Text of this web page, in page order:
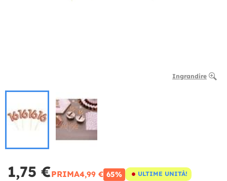
Ingrandire
1,75 €PRIMA4,99 € 65% ULTIME UNITÀ!